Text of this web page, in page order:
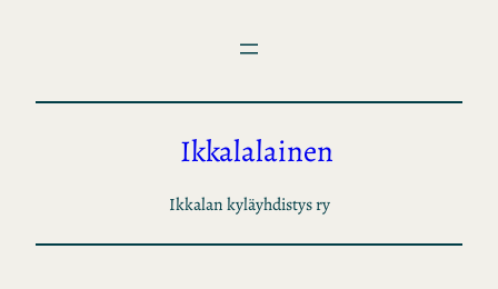
Ikkalalainen
Ikkalan kyläyhdistys ry